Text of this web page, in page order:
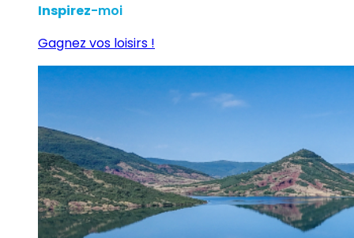
Inspirez-moi
Gagnez vos loisirs !